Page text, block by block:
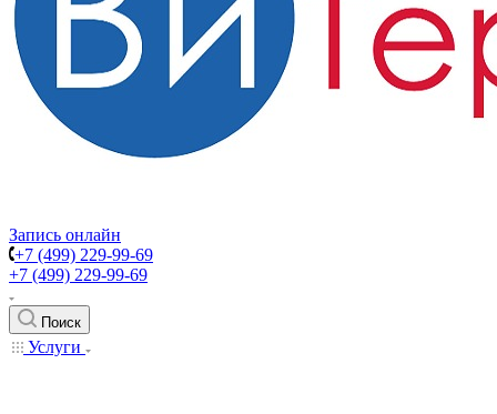
Запись онлайн
+7 (499) 229-99-69
+7 (499) 229-99-69
Поиск
Услуги